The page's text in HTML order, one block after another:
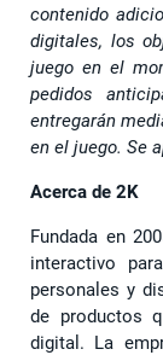
contenido
digitales, los
juego en el
pedidos
entregarán
en el juego. Se
Acerca de 2K
Fundada en
interactivo
personales y
de productos
digital. La